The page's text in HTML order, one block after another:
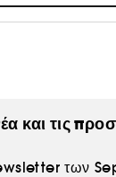
κάλυψη
που σας
και τις
των